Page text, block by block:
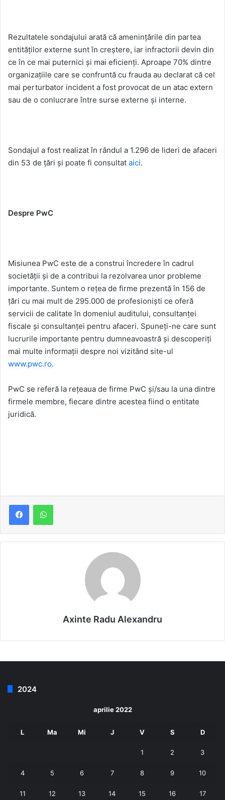
Rezultatele sondajului arată că amenințările din partea
entităților externe sunt în creștere, iar infractorii devin din
ce în ce mai puternici și mai eficienți. Aproape 70% dintre
organizațiile care se confruntă cu frauda au declarat că cel
mai perturbator incident a fost provocat de un atac extern
sau de o conlucrare între surse externe și interne.
Sondajul a fost realizat în rândul a 1.296 de lideri de afaceri
din 53 de țări și poate fi consultat aici.
Despre PwC
Misiunea PwC este de a construi încredere în cadrul
societății și de a contribui la rezolvarea unor probleme
importante. Suntem o rețea de firme prezentă în 156 de
țări cu mai mult de 295.000 de profesioniști ce oferă
servicii de calitate în domeniul auditului, consultanței
fiscale și consultanței pentru afaceri. Spuneți-ne care sunt
lucrurile importante pentru dumneavoastră și descoperiți
mai multe informații despre noi vizitând site-ul
www.pwc.ro.
PwC se referă la rețeaua de firme PwC și/sau la una dintre
firmele membre, fiecare dintre acestea fiind o entitate
juridică.
Axinte Radu Alexandru
2024
aprilie 2022
L Ma Mi J V S D
1 2 3
4 5 6 7 8 9 10
11 12 13 14 15 16 17